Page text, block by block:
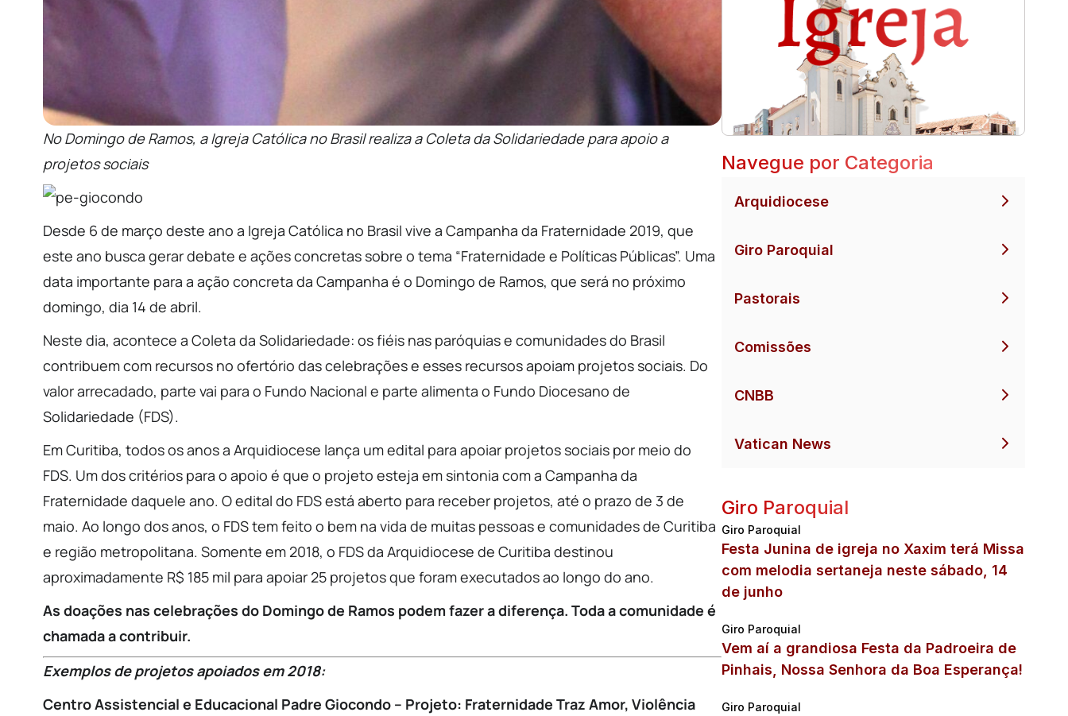
No Domingo de Ramos, a Igreja Católica no Brasil realiza a Coleta da Solidariedade para apoio a
projetos sociais
Desde 6 de março deste ano a Igreja Católica no Brasil vive a Campanha da Fraternidade 2019, que
este ano busca gerar debate e ações concretas sobre o tema “Fraternidade e Políticas Públicas”. Uma
data importante para a ação concreta da Campanha é o Domingo de Ramos, que será no próximo
domingo, dia 14 de abril.
Neste dia, acontece a Coleta da Solidariedade: os fiéis nas paróquias e comunidades do Brasil
contribuem com recursos no ofertório das celebrações e esses recursos apoiam projetos sociais. Do
valor arrecadado, parte vai para o Fundo Nacional e parte alimenta o Fundo Diocesano de
Solidariedade (FDS).
Em Curitiba, todos os anos a Arquidiocese lança um edital para apoiar projetos sociais por meio do
FDS. Um dos critérios para o apoio é que o projeto esteja em sintonia com a Campanha da
Fraternidade daquele ano. O edital do FDS está aberto para receber projetos, até o prazo de 3 de
maio. Ao longo dos anos, o FDS tem feito o bem na vida de muitas pessoas e comunidades de Curitiba
e região metropolitana. Somente em 2018, o FDS da Arquidiocese de Curitiba destinou
aproximadamente R$ 185 mil para apoiar 25 projetos que foram executados ao longo do ano.
As doações nas celebrações do Domingo de Ramos podem fazer a diferença. Toda a comunidade é
chamada a contribuir.
Exemplos de projetos apoiados em 2018:
Centro Assistencial e Educacional Padre Giocondo – Projeto: Fraternidade Traz Amor, Violência
Navegue por Categoria
Arquidiocese
Giro Paroquial
Pastorais
Comissões
CNBB
Vatican News
Giro Paroquial
Giro Paroquial
Festa Junina de igreja no Xaxim terá Missa
com melodia sertaneja neste sábado, 14
de junho
Giro Paroquial
Vem aí a grandiosa Festa da Padroeira de
Pinhais, Nossa Senhora da Boa Esperança!
Giro Paroquial